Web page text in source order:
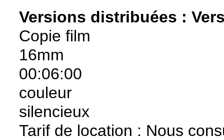
Versions distribuées :
Copie film
16mm
00:06:00
couleur
silencieux
Tarif de location : Nous